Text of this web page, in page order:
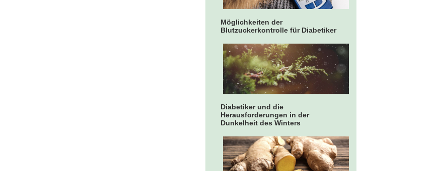
Möglichkeiten der
Blutzuckerkontrolle für Diabetiker
Diabetiker und die
Herausforderungen in der
Dunkelheit des Winters